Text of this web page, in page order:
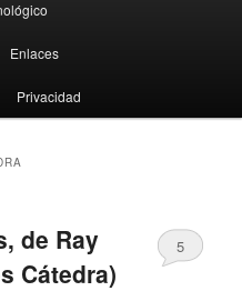
Enlaces
Privacidad
de Ray
Cátedra)
5